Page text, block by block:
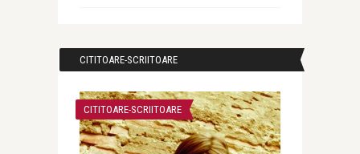
CITITOARE-SCRIITOARE
CITITOARE-SCRIITOARE